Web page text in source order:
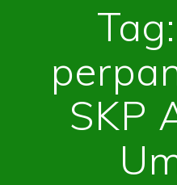
Tag:
SKP